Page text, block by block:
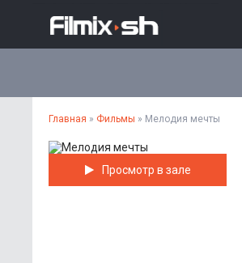
Главная » Фильмы » Мелодия мечты
Просмотр в зале